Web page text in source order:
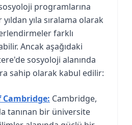
programlarına
yıla sıralama olarak
farklı
Ancak aşağıdaki
sosyoloji alanında
sahip olarak kabul edilir:
Cambridge,
tanınan bir üniversite